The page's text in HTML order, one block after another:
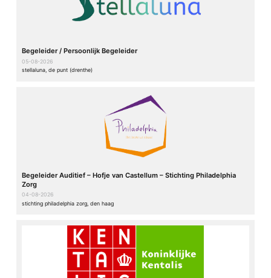
Begeleider / Persoonlijk Begeleider
05-08-2026
stellaluna, de punt (drenthe)
Begeleider Auditief – Hofje van Castellum – Stichting Philadelphia
Zorg
04-08-2026
stichting philadelphia zorg, den haag